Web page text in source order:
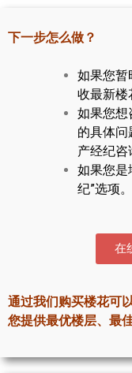
楼花地图
楼花转让专区
多伦多市中心楼花
怡陶碧谷社区介绍
怡陶碧谷楼花项目
北约克楼花项目
世嘉堡楼花项目
密西沙加社区介绍
密西沙加楼花项目
奥克维尔社区介绍
奥克维尔楼花项目
下一步怎么做？
如果您暂
收最新楼
如果您想
的具体
产经纪咨
如果您是
纪”选项。
在
通过我们购买楼花可
您提供最优楼层、最